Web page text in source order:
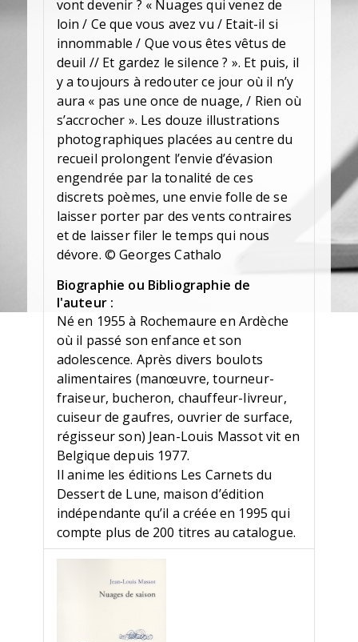
vont devenir ? « Nuages qui venez de
loin / Ce que vous avez vu / Etait-il si
innommable / Que vous êtes vêtus de
deuil // Et gardez le silence ? ». Et puis, il
y a toujours à redouter ce jour où il n’y
aura « pas une once de nuage, / Rien où
s’accrocher ». Les douze illustrations
photographiques placées au centre du
recueil prolongent l’envie d’évasion
engendrée par la tonalité de ces
discrets poèmes, une envie folle de se
laisser porter par des vents contraires
et de laisser filer le temps qui nous
dévore. © Georges Cathalo
Biographie ou Bibliographie de
l'auteur :
Né en 1955 à Rochemaure en Ardèche
où il passé son enfance et son
adolescence. Après divers boulots
alimentaires (manœuvre, tourneur-
fraiseur, bucheron, chauffeur-livreur,
cuiseur de gaufres, ouvrier de surface,
régisseur son) Jean-Louis Massot vit en
Belgique depuis 1977.
Il anime les éditions Les Carnets du
Dessert de Lune, maison d’édition
indépendante qu’il a créée en 1995 qui
compte plus de 200 titres au catalogue.